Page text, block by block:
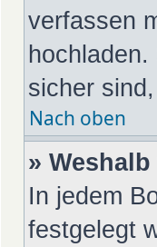
verfassen
sicher
Nach oben
»
In jedem
festgelegt